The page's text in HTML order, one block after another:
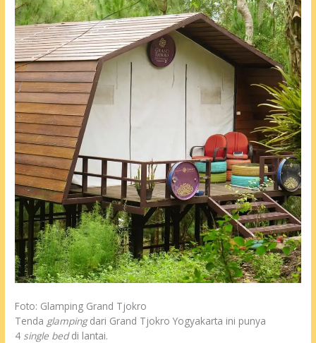
Foto: Glamping Grand Tjokro
Tenda glampingdari Grand Tjokro Yogyakarta ini punya
4 single beddi lantai.